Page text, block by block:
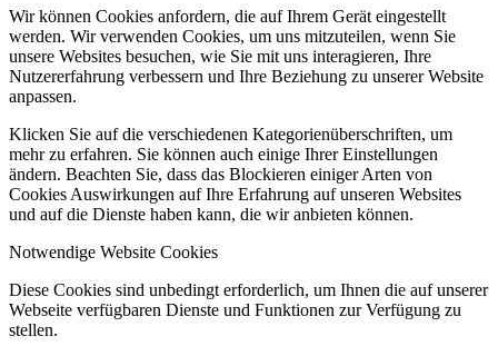
Wir können Cookies anfordern, die auf Ihrem Gerät eingestellt
werden. Wir verwenden Cookies, um uns mitzuteilen, wenn Sie
unsere Websites besuchen, wie Sie mit uns interagieren, Ihre
Nutzererfahrung verbessern und Ihre Beziehung zu unserer Website
anpassen.
Klicken Sie auf die verschiedenen Kategorienüberschriften, um
mehr zu erfahren. Sie können auch einige Ihrer Einstellungen
ändern. Beachten Sie, dass das Blockieren einiger Arten von
Cookies Auswirkungen auf Ihre Erfahrung auf unseren Websites
und auf die Dienste haben kann, die wir anbieten können.
Notwendige Website Cookies
Diese Cookies sind unbedingt erforderlich, um Ihnen die auf unserer
Webseite verfügbaren Dienste und Funktionen zur Verfügung zu
stellen.